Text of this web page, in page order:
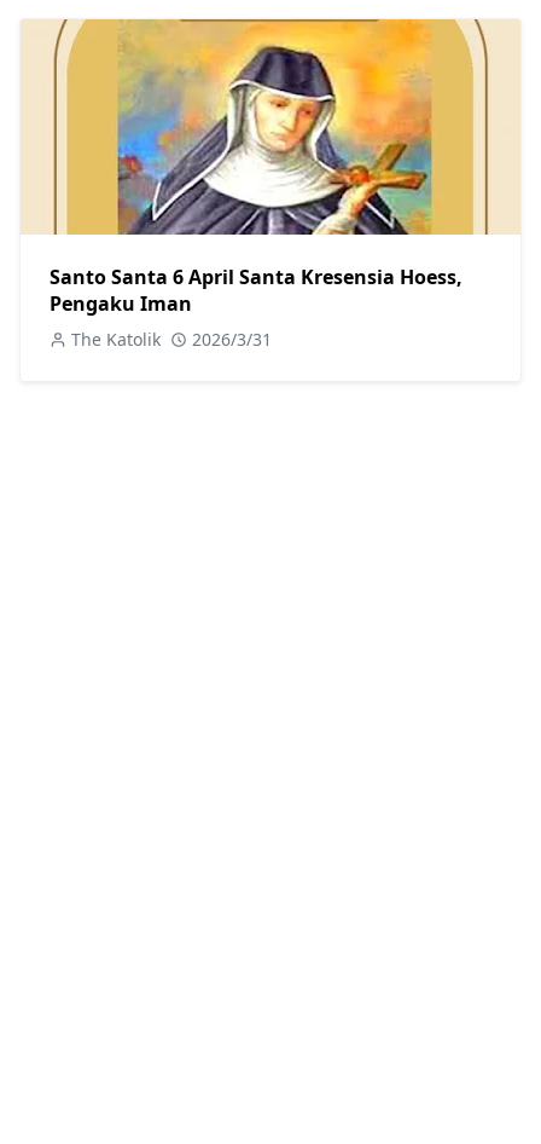
Santo Santa 6 April Santa Kresensia Hoess,
Pengaku Iman
The Katolik 2026/3/31